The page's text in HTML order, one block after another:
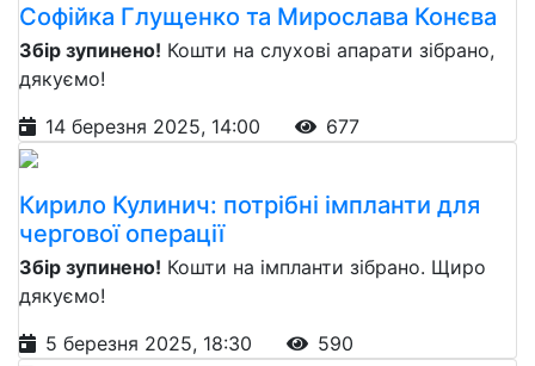
Софійка Глущенко та Мирослава Конєва
Збір зупинено! Кошти на слухові апарати зібрано,
дякуємо!
14 березня 2025, 14:00
677
Кирило Кулинич: потрібні імпланти для
чергової операції
Збір зупинено! Кошти на імпланти зібрано. Щиро
дякуємо!
5 березня 2025, 18:30
590